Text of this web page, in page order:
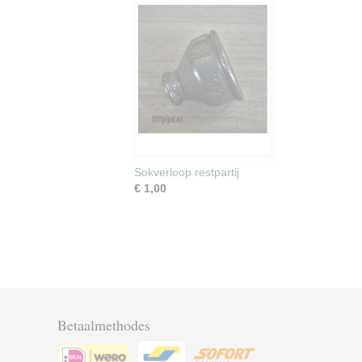
Sokverloop restpartij
€ 1,00
Betaalmethodes